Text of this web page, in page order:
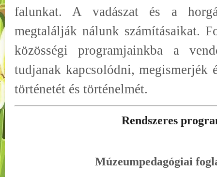
falunkat. A vadászat és a
megtalálják nálunk számításaikat.
közösségi programjainkba a
tudjanak kapcsolódni, megismerjék
történetét és történelmét.
Rendszeres
Múzeumpedagógiai